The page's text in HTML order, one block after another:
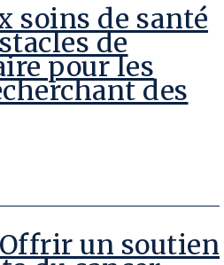
soins de santé
de
pour les
des
Offrir un soutien